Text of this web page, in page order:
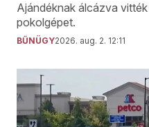
Ajándéknak álcázva
pokolgépet.
BŰNÜGY2026. aug. 2. 12:11